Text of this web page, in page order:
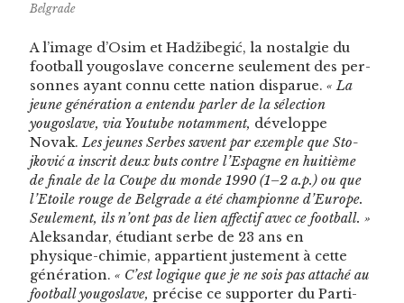
Belgrade
A l’image d’Osim et Hadžibegić, la nos­tal­gie du
foot­ball yougoslave con­cerne seule­ment des per­
son­nes ayant con­nu cette nation dis­parue.« La
jeune généra­tion a enten­du par­ler de la sélec­tion
yougoslave, via Youtube notam­ment, développe
Novak. Les jeunes Serbes savent par exem­ple que Sto­
jković a inscrit deux buts con­tre l’Espagne en huitième
de finale de la Coupe du monde 1990 (1–2 a.p.) ou que
l’Etoile rouge de Bel­grade a été cham­pi­onne d’Europe.
Seule­ment, ils n’ont pas de lien affec­tif avec ce foot­ball. »
Alek­san­dar, étu­di­ant serbe de 23 ans en
physique-chimie, appar­tient juste­ment à cette
généra­tion.« C’est logique que je ne sois pas attaché au
foot­ball yougoslave,pré­cise ce sup­port­er du Par­ti­